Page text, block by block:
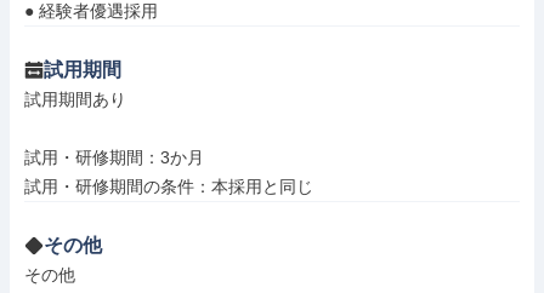
● 経験者優遇採用
試用期間
試用期間あり
試用・研修期間：3か月
その他
その他